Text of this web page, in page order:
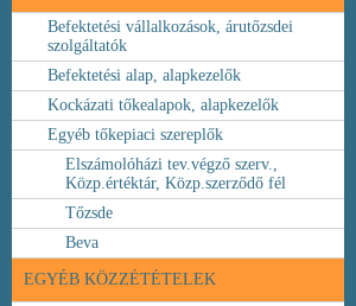
Befektetési vállalkozások, árutőzsdei
szolgáltatók
Befektetési alap, alapkezelők
Kockázati tőkealapok, alapkezelők
Egyéb tőkepiaci szereplők
Elszámolóházi tev.végző szerv.,
Közp.értéktár, Közp.szerződő fél
Tőzsde
Beva
EGYÉB KÖZZÉTÉTELEK